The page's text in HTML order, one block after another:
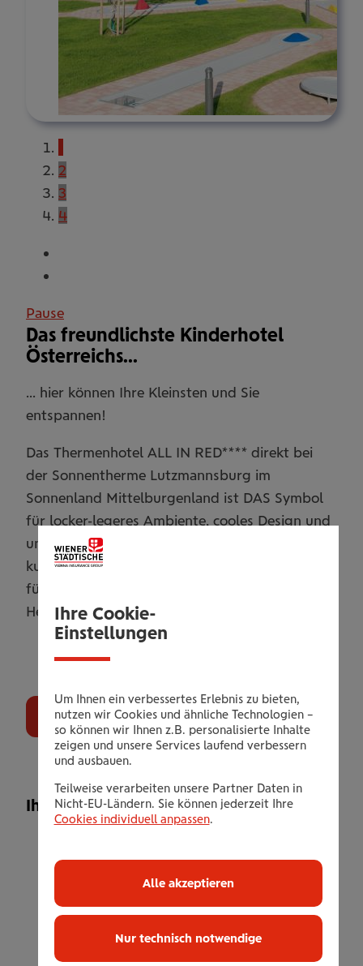
2
Leaflet| OSM Mapnik
2
3
4
Pause
Das freundlichste Kinderhotel
Österreichs...
... hier können Ihre Kleinsten und Sie
entspannen!
Das Thermenhotel ALL IN RED**** direkt bei
der Sonnentherme Lutzmannsburg im
Sonnenland Mittelburgenland ist DAS Symbol
für locker-legeres Ambiente, cooles Design und
ungezwungene Lebensfreude! Hier werden Sie
kulinarisch mit Gaumenfreuden verwöhnt und
für Kinder steht alles zur Verfügung was das
Herz begehrt.
Jetzt Buchen
Ihr Leistungsangebot
Einzelzimmer oder im Doppelzimmer
inklusive ALL IN RED Verwöhn-Vollpension
inklusive 1 x eine Verwöhn-Teilmassage
1 x Ganztages-Thermeneintritt inkl.
Ihre Cookie-
Einstellungen
Um Ihnen ein verbessertes Erlebnis zu bieten,
nutzen wir Cookies und ähnliche Technologien –
so können wir Ihnen z.B. personalisierte Inhalte
zeigen und unsere Services laufend verbessern
und ausbauen.
Teilweise verarbeiten unsere Partner Daten in
Nicht-EU-Ländern. Sie können jederzeit Ihre
Cookies individuell anpassen.
Nur technisch notwendige
Alle akzeptieren